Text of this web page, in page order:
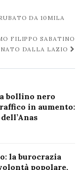
DA 10MILA
FILIPPO SABATINO
DALLA LAZIO
bollino nero
in aumento:
la burocrazia
popolare,